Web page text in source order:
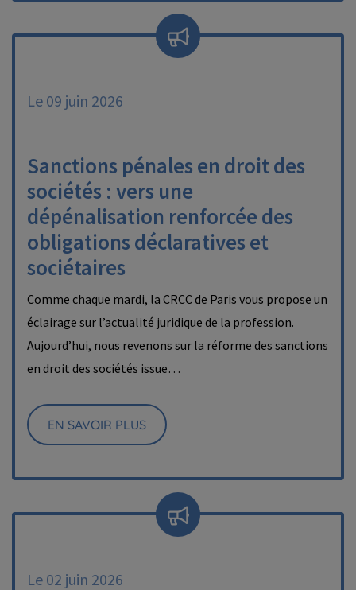
Le 09 juin 2026
Sanctions pénales en droit des
sociétés : vers une
dépénalisation renforcée des
obligations déclaratives et
sociétaires
Comme chaque mardi, la CRCC de Paris vous propose un
éclairage sur l’actualité juridique de la profession.
Aujourd’hui, nous revenons sur la réforme des sanctions
en droit des sociétés issue…
EN SAVOIR PLUS
Le 02 juin 2026